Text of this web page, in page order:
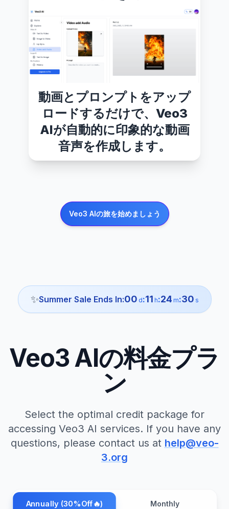
動画とプロンプトをアップ
ロードするだけで、Veo3
AIが自動的に印象的な動画
音声を作成します。
Veo3 AIの旅を始めましょう
✨Summer Sale Ends In:00 d:11 h:24 m:28 s
Veo3 AIの料金プラ
ン
Select the optimal credit package for
accessing Veo3 AI services. If you have any
questions, please contact us at help@veo-
3.org
Payment frequency
Annually (30%Off🔥) Monthly